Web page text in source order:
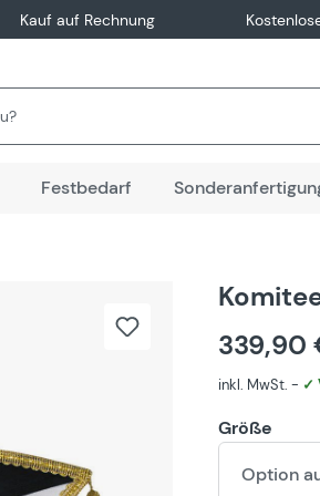
Kauf auf Rechnung
Festbedarf
inkl. MwSt. - ✓
Größe
Option